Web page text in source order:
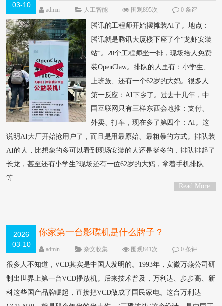
03-10
有小学生还有大妈
admin 人工智能 围观895次
0 条评
论
腾讯的工程师开始摆摊装AI了。地点：
腾讯就是腾讯大厦楼下座了个“龙虾安装
站”。20个工程师坐一排，现场给人免费
装OpenClaw。排队的人里有：小学生、
上班族、还有一个62岁的大妈。很多人
第一反应：AI下乡了。过去十几年，中
国互联网只有三样东西会地推：支付、
外卖、打车，现在多了第四个：AI。这
说明AI大厂开始抢用户了，而且是用最原始、最粗暴的方式。排队装
AI的人，比想象的多可以看到现场安装的人还是挺多的，排队排起了
长龙，甚至还有小学生?现场还有一位62岁的大妈，拿着手机排队
等...
Read More
2026
03-10
你家第一台影碟机是什么牌子？
admin 杂文收集 围观841次
0 条评
很多人不知道，VCD其实是中国人发明的。1993年，安徽万燕公司研
制出世界上第一台VCD播放机。后来技术普及，万利达、步步高、新
科这些国产品牌崛起，直接把VCD做成了国民家电。这台万利达